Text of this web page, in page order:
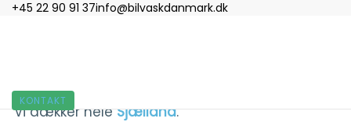
+45 22 90 91 37info@bilvaskdanmark.dk
KONTAKT
Vi dækker heleSjælland.